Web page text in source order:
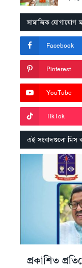
সামাজিক যোগাযোগ
Facebook
Pinterest
YouTube
TikTok
এই সংবাদগুলো মিস
প্রকাশিত